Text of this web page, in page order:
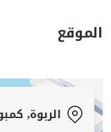
[تم إخفاء بيانات
الموقع
الربوة,